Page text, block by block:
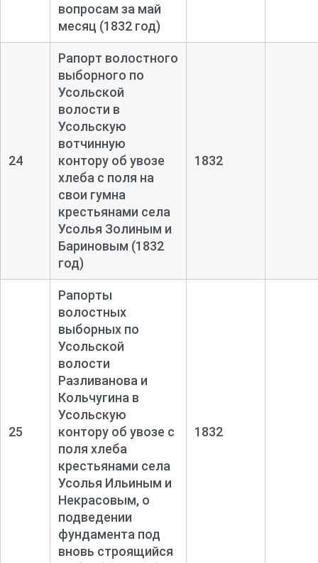
вопросам за май
месяц (1832 год)
24
Рапорт волостного
выборного по
Усольской
волости в
Усольскую
вотчинную
контору об увозе
хлеба с поля на
свои гумна
крестьянами села
Усолья Золиным и
Бариновым (1832
год)
1832
25
Рапорты
волостных
выборных по
Усольской
волости
Разливанова и
Кольчугина в
Усольскую
контору об увозе с
поля хлеба
крестьянами села
Усолья Ильиным и
Некрасовым, о
подведении
фундамента под
вновь строящийся
1832